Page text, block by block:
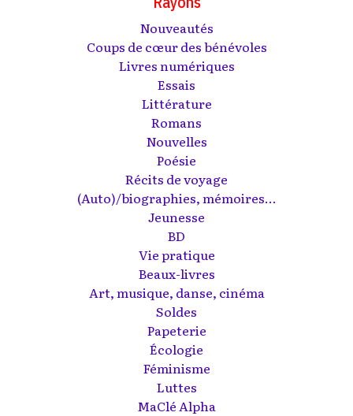
Nouveautés
Coups de cœur des bénévoles
Livres numériques
Essais
Littérature
Romans
Nouvelles
Poésie
Récits de voyage
(Auto)/biographies, mémoires...
Jeunesse
BD
Vie pratique
Beaux-livres
Art, musique, danse, cinéma
Soldes
Papeterie
Écologie
Féminisme
Luttes
MaClé Alpha